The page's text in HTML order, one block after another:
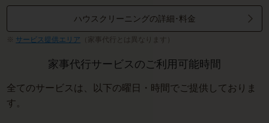
ハウスクリーニングの詳細･料金
サービス提供エリア （家事代行とは異なります）
家事代行サービスのご利用可能時間
全てのサービスは、以下の曜日・時間でご提供しておりま
す。